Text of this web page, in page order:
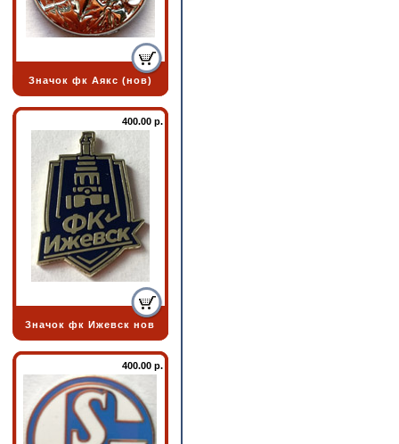
Значок фк Аякс (нов)
400.00 р.
Значок фк Ижевск нов
400.00 р.